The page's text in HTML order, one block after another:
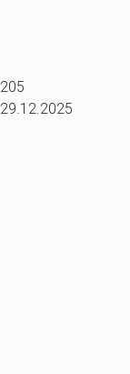
205
29.12.2025